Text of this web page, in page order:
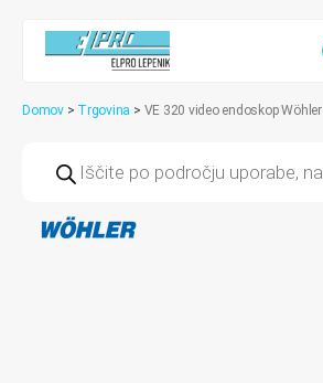
Domov > Trgovina > VE 320 video endoskop Wöhler
search